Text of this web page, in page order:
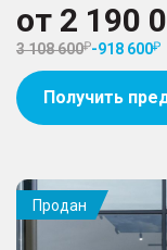
от 2 190
3 108 600 -918 600
Получить
Продан